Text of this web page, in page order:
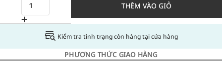
THÊM VÀO GIỎ
Kiểm tra tình trạng còn hàng tại cửa hàng
PHƯƠNG THỨC GIAO HÀNG